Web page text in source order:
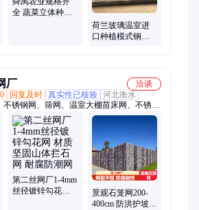
全 蔬菜立体种植
荷兰玻璃温室进
口种植模式钢化
洽谈
回复及时 真实性已核验 河北衡水
不锈钢网、筛网、温室大棚苗床网、不锈钢
滤筛网、不锈钢轧花网、食品油过滤网
第二丝网厂1-4mm
丝径镀锌勾花网
景观石笼网200-
400cm 防洪护坡宾